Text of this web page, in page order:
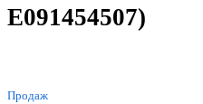
E091454507)
Продаж